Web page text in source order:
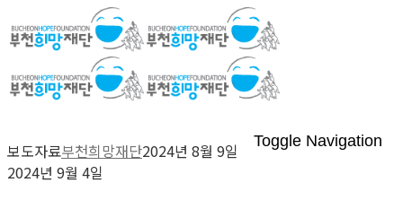
Toggle Navigation
보도자료부천희망재단2024년 8월 9일
2024년 9월 4일